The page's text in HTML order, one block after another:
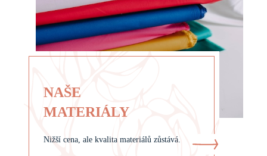
NAŠE
MATERIÁLY
Nižší cena, ale kvalita materiálů zůstává.